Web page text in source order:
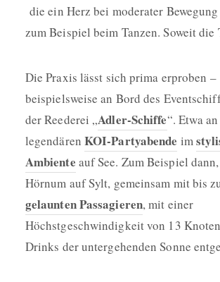
die ein Herz bei moderater
zum Beispiel beim Tanzen. Soweit die
Die Praxis lässt sich prima erproben –
beispielsweise an Bord des
der Reederei „Adler-Schiffe“. Etwa
legendären KOI-Partyabende im
Ambiente auf See. Zum Beispiel
Hörnum auf Sylt, gemeinsam mit bis
gelaunten Passagieren, mit einer
Höchstgeschwindigkeit von 13
Drinks der untergehenden Sonne